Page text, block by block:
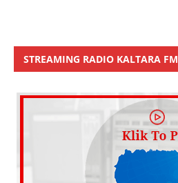
STREAMING RADIO KALTARA FM